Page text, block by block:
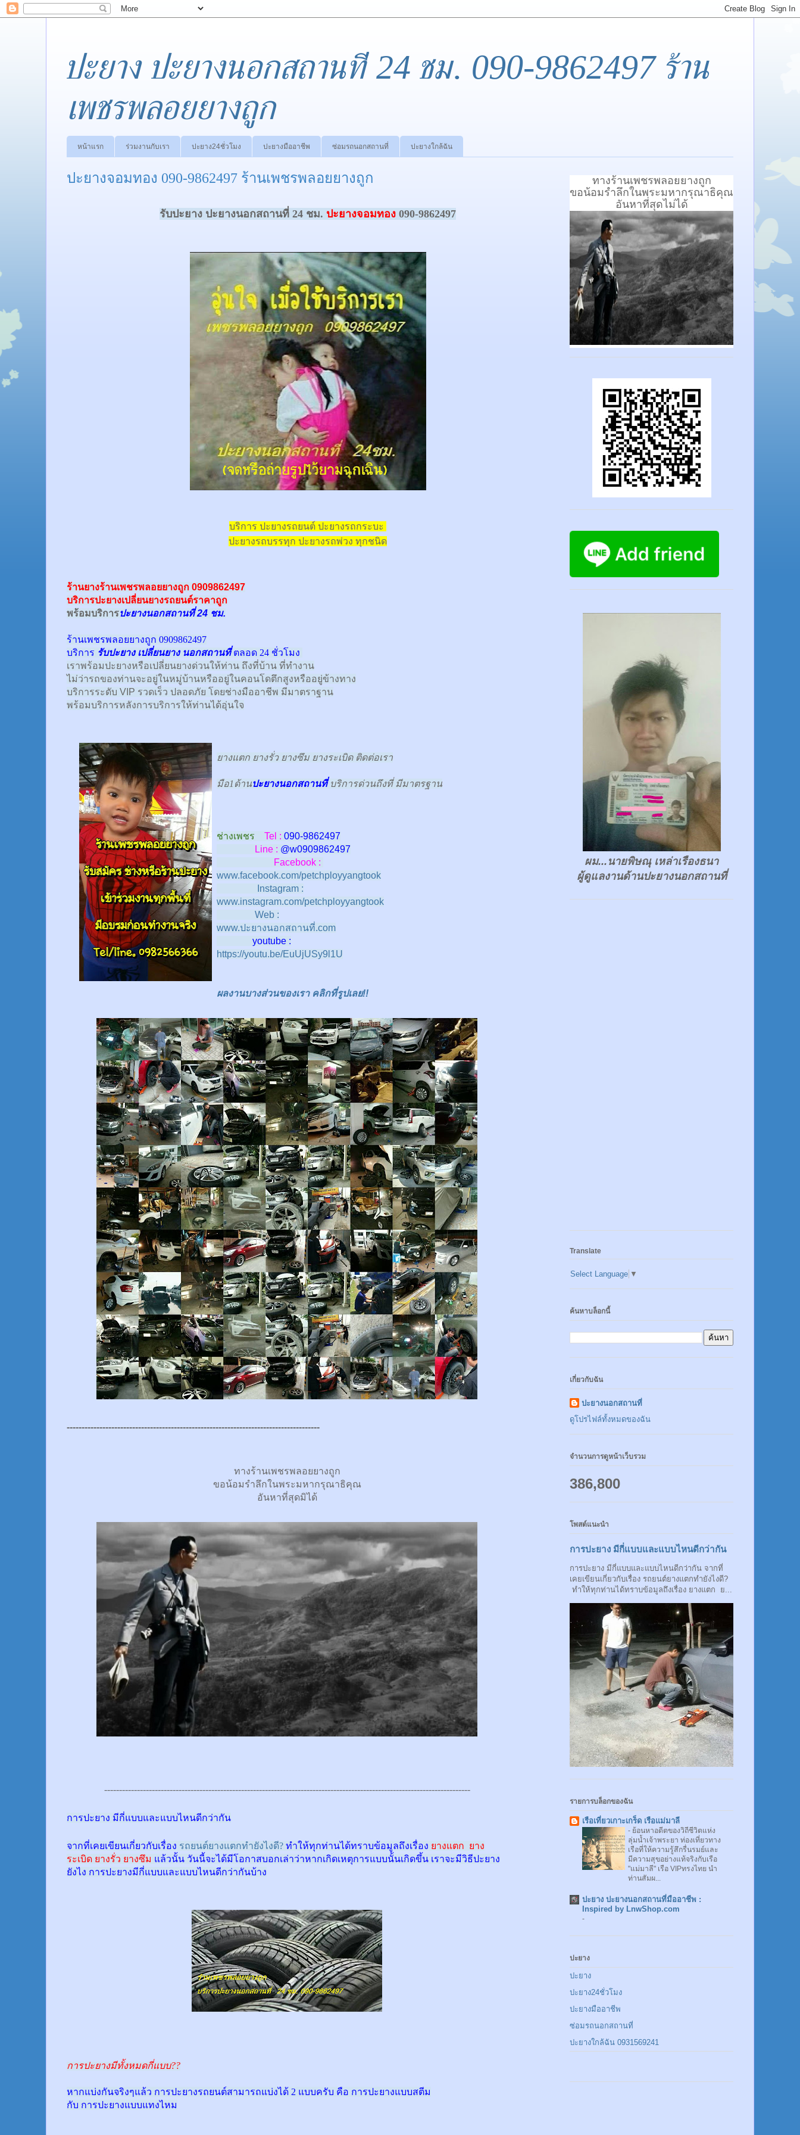
ปะยาง ปะยางนอกสถานที่ 24 ชม. 090-9862497 ร้าน
เพชรพลอยยางถูก
หน้าแรก ร่วมงานกับเรา ปะยาง24ชั่วโมง ปะยางมืออาชีพ ซ่อมรถนอกสถานที่ ปะยางใกล้ฉัน
ปะยางจอมทอง 090-9862497 ร้านเพชรพลอยยางถูก
รับปะยาง ปะยางนอกสถานที่ 24 ชม. ปะยางจอมทอง 090-9862497
บริการ ปะยางรถยนต์ ปะยางรถกระบะ
ปะยางรถบรรทุก ปะยางรถพ่วง ทุกชนิด
ร้านยางร้านเพชรพลอยยางถูก 0909862497
บริการปะยางเปลี่ยนยางรถยนต์ราคาถูก
พร้อมบริการปะยางนอกสถานที่ 24 ชม.
ร้านเพชรพลอยยางถูก 0909862497
บริการ รับปะยาง เปลี่ยนยาง นอกสถานที่ ตลอด 24 ชั่วโมง
เราพร้อมปะยางหรือเปลี่ยนยางด่วนให้ท่าน ถึงที่บ้าน ที่ทำงาน
ไม่ว่ารถของท่านจะอยู่ในหมู่บ้านหรืออยู่ในคอนโดตึกสูงหรืออยู่ข้างทาง
บริการระดับ VIP รวดเร็ว ปลอดภัย โดยช่างมืออาชีพ มีมาตราฐาน
พร้อมบริการหลังการบริการให้ท่านได้อุ่นใจ
ยางแตก ยางรั่ว ยางซึม ยางระเบิด ติดต่อเรา
มือ1ด้านปะยางนอกสถานที่ บริการด่วนถึงที่ มีมาตรฐาน
ช่างเพชร Tel : 090-9862497
Line : @w0909862497
Facebook :
www.facebook.com/petchployyangtook
Instagram :
www.instagram.com/petchployyangtook
Web :
www.ปะยางนอกสถานที่.com
youtube :
https://youtu.be/EuUjUSy9l1U
ผลงานบางส่วนของเรา คลิกที่รูปเลย!!
-------------------------------------------------------------------------------------
ทางร้านเพชรพลอยยางถูก
ขอน้อมรำลึกในพระมหากรุณาธิคุณ
อันหาที่สุดมิได้
---------------------------------------------------------------------------------------------------------------------------
การปะยาง มีกี่แบบและแบบไหนดีกว่ากัน
จากที่เคยเขียนเกี่ยวกับเรื่อง รถยนต์ยางแตกทำยังไงดี? ทำให้ทุกท่านได้ทราบข้อมูลถึงเรื่อง ยางแตก ยาง
ระเบิด ยางรั่ว ยางซึม แล้วนั้น วันนี้จะได้มีโอกาสบอกเล่าว่าหากเกิดเหตุการแบบนั้นเกิดขึ้น เราจะมีวิธีปะยาง
ยังไง การปะยางมีกี่แบบและแบบไหนดีกว่ากันบ้าง
การปะยางมีทั้งหมดกี่แบบ??
หากแบ่งกันจริงๆแล้ว การปะยางรถยนต์สามารถแบ่งได้ 2 แบบครับ คือ การปะยางแบบสตีม
กับ การปะยางแบบแทงไหม
ทางร้านเพชรพลอยยางถูก
ขอน้อมรำลึกในพระมหากรุณาธิคุณ
อันหาที่สุดไม่ได้
ผม...นายพิษณุ เหล่าเรืองธนา
ผู้ดูแลงานด้านปะยางนอกสถานที่
Translate
Select Language ▼
ค้นหาบล็อกนี้
เกี่ยวกับฉัน
ปะยางนอกสถานที่
ดูโปรไฟล์ทั้งหมดของฉัน
จำนวนการดูหน้าเว็บรวม
386,800
โพสต์แนะนำ
การปะยาง มีกี่แบบและแบบไหนดีกว่ากัน
การปะยาง มีกี่แบบและแบบไหนดีกว่ากัน จากที่
เคยเขียนเกี่ยวกับเรื่อง รถยนต์ยางแตกทำยังไงดี?
ทำให้ทุกท่านได้ทราบข้อมูลถึงเรื่อง ยางแตก ย...
รายการบล็อกของฉัน
เรือเที่ยวเกาะเกร็ด เรือแม่มาลี
- ย้อนหาอดีตของวิถีชีวิตแห่ง
ลุ่มน้ำเจ้าพระยา ท่องเที่ยวทาง
เรือที่ให้ความรู้สึกรื่นรมย์และ
มีความสุขอย่างแท้จริงกับเรือ
"แม่มาลี" เรือ VIPทรงไทย นำ
ท่านสัมผ...
ปะยาง ปะยางนอกสถานที่มืออาชีพ :
Inspired by LnwShop.com
-
ปะยาง
ปะยาง
ปะยาง24ชั่วโมง
ปะยางมืออาชีพ
ซ่อมรถนอกสถานที่
ปะยางใกล้ฉัน 0931569241